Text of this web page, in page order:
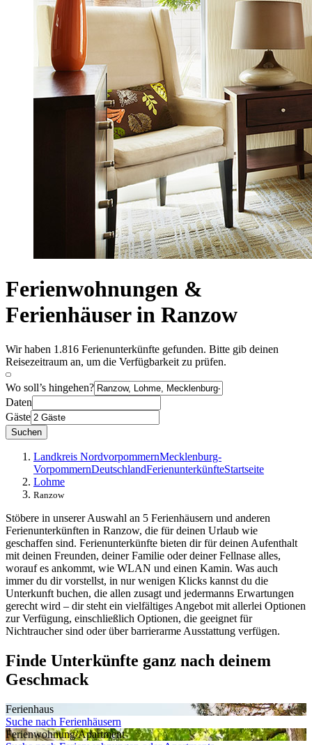
Ferienwohnungen &
Ferienhäuser in Ranzow
Wir haben 1.816 Ferienunterkünfte gefunden. Bitte gib deinen
Reisezeitraum an, um die Verfügbarkeit zu prüfen.
Wo soll’s hingehen?
Daten
Gäste
Suchen
Landkreis NordvorpommernMecklenburg-
VorpommernDeutschlandFerienunterkünfteStartseite
Lohme
Ranzow
Stöbere in unserer Auswahl an 5 Ferienhäusern und anderen
Ferienunterkünften in Ranzow, die für deinen Urlaub wie
geschaffen sind. Ferienunterkünfte bieten dir für deinen Aufenthalt
mit deinen Freunden, deiner Familie oder deiner Fellnase alles,
worauf es ankommt, wie WLAN und einen Kamin. Was auch
immer du dir vorstellst, in nur wenigen Klicks kannst du die
Unterkunft buchen, die allen zusagt und jedermanns Erwartungen
gerecht wird – dir steht ein vielfältiges Angebot mit allerlei Optionen
zur Verfügung, einschließlich Optionen, die geeignet für
Nichtraucher sind oder über barrierarme Ausstattung verfügen.
Finde Unterkünfte ganz nach deinem
Geschmack
Ferienhaus
Suche nach Ferienhäusern
Ferienwohnung/Apartment